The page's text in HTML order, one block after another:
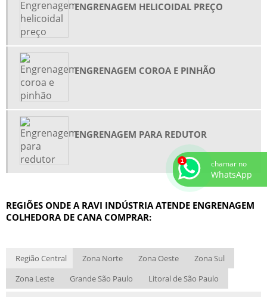
ENGRENAGEM HELICOIDAL PREÇO
ENGRENAGEM COROA E PINHÃO
ENGRENAGEM PARA REDUTOR
REGIÕES ONDE A RAVI INDÚSTRIA ATENDE ENGRENAGEM
COLHEDORA DE CANA COMPRAR:
Região Central Zona Norte Zona Oeste
Zona Sul
Zona Leste
Grande São Paulo Litoral de São Paulo
chamar no
WhatsApp